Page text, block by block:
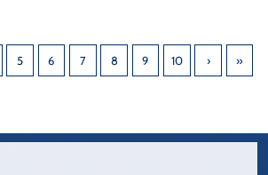
5 6 7 8 9 10